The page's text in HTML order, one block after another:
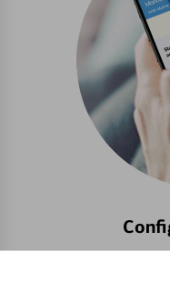
Vea cómo mantener